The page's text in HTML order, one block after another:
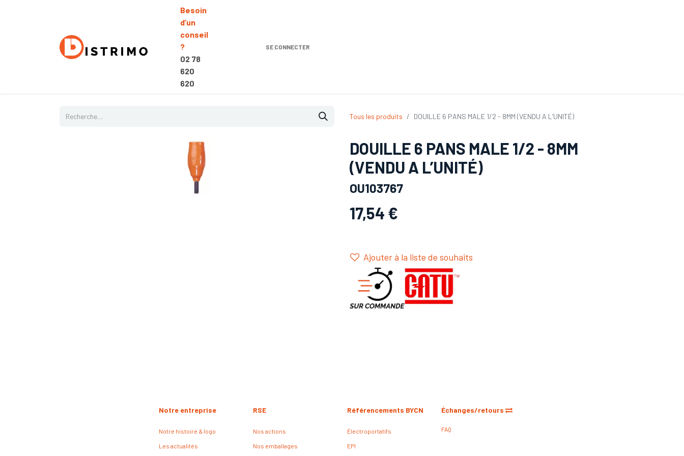
Besoin
d’un
conseil
?
02 78
620
620
SE CONNECTER
Tous les produits DOUILLE 6 PANS MALE 1/2 - 8MM (VENDU A L’UNITÉ)
DOUILLE 6 PANS MALE 1/2 - 8MM
(VENDU A L’UNITÉ)
OU103767
17,54 €
Ajouter à la liste de souhaits
Échanges/retours
FAQ
Référencements BYCN
Électroportatifs
EPI
RSE
Nos actions
Nos emballages
Notre entreprise
Notre histoire & logo
Les actualités